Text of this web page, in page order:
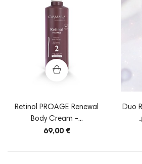
Retinol PROAGE Renewal
Body Cream -...
69,00 €
Duo